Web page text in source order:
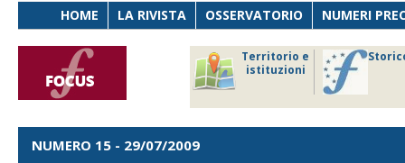
HOME LA RIVISTA OSSERVATORIO NUMERI
Territorio e
istituzioni
NUMERO 15 - 29/07/2009